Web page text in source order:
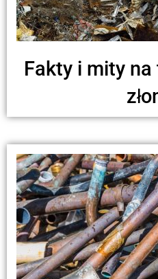
Fakty i mity